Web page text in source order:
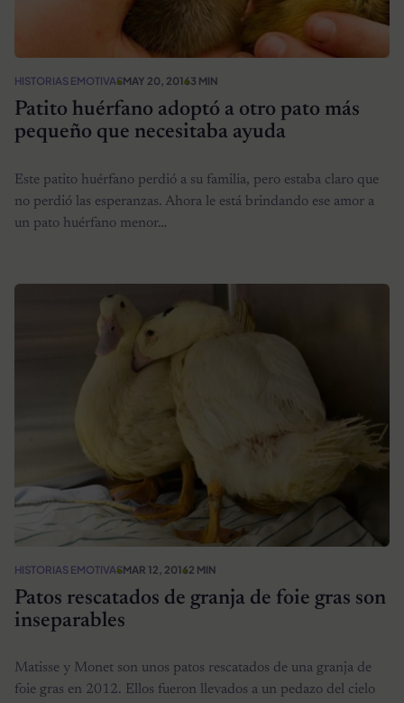
HISTORIAS EMOTIVASMAY 20, 20163 MIN
Patito huérfano adoptó a otro pato más
pequeño que necesitaba ayuda
Este patito huérfano perdió a su familia, pero estaba claro que
no perdió las esperanzas. Ahora le está brindando ese amor a
un pato huérfano menor…
HISTORIAS EMOTIVASMAR 12, 20162 MIN
Patos rescatados de granja de foie gras son
inseparables
Matisse y Monet son unos patos rescatados de una granja de
foie gras en 2012. Ellos fueron llevados a un pedazo del cielo